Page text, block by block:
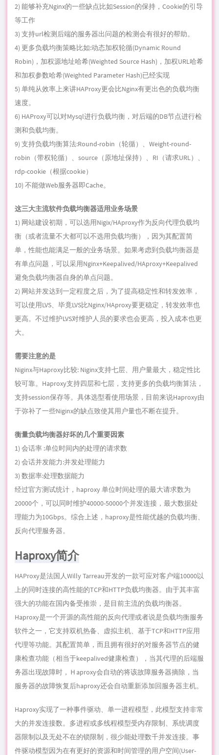
2) 能够补充Nginx的一些缺点比如Session的保持，Cookie的引导
等工作
3) 支持url检测后端的服务器出问题的检测会有很好的帮助。
4) 更多负载均衡策略比如:动态加权轮循(Dynamic Round
Robin)，加权源地址哈希(Weighted Source Hash)，加权URL哈希
和加权参数哈希(Weighted Parameter Hash)已经实现
5) 单纯从效率上来讲HAProxy更会比Nginx有更出色的负载均衡
速度。
6) HAProxy可以对Mysql进行负载均衡，对后端的DB节点进行检
测和负载均衡。
9) 支持负载均衡算法:Round-robin（轮循）、Weight-round-
robin（带权轮循）、source（原地址保持）、RI（请求URL）、
rdp-cookie（根据cookie）
10) 不能做Web服务器即Cache。
这三大主流软件负载均衡器适用业务场景
1) 网站建设初期，可以选用Nigix/HAproxy作为反向代理负载均
衡（或者流量不大都可以不选用负载均衡），因为其配置简
单，性能也能满足一般的业务场景。如果考虑到负载均衡器是
有单点问题，可以采用Nginx+Keepalived/HAproxy+Keepalived
避免负载均衡器自身的单点问题。
2) 网站并发达到一定程度之后，为了提高稳定性和转发效率，
可以使用LVS、毕竟LVS比Nginx/HAproxy要更稳定，转发效率也
更高。不过维护LVS对维护人员的要求也会更高，投入成本也更
大。
需要注意的是
Niginx与Haproxy比较: Niginx支持七层、用户量最大，稳定性比
较可靠。Haproxy支持四层和七层，支持更多的负载均衡算法，
支持session保存等。具体选型看使用场景，目前来说Haproxy由
于弥补了一些Niginx的缺点致使其用户量也不断在提升。
衡量负载均衡器好坏的几个重要因素
1) 会话率 :单位时间内的处理的请求数
2) 会话并发能力:并发处理能力
3) 数据率:处理数据能力
经过官方测试统计， haproxy单位时间处理的最大请求数为
20000个，可以同时维护40000-50000个并发连接，最大数据处
理能力为10Gbps。综合上述，haproxy是性能优越的负载均衡、
反向代理服务器。
Haproxy简介
HAProxy是法国人Willy Tarreau开发的一款可应对客户端10000以
上的同时连接的高性能的TCP和HTTP负载均衡器。由于其丰富
强大的功能在国内备受推崇，是目前主流的负载均衡器。
Haproxy是一个开源的高性能的反向代理或者说是负载均衡服务
软件之一，它支持双机热备、虚拟主机、基于TCP和HTTP应用
代理等功能。其配置简单，而且拥有很好的对服务器节点的健
康检查功能（相当于keepalived健康检查），当其代理的后端服
务器出现故障时，Ｈaproxy会自动的将该故障服务器摘除，当
服务器的故障恢复后haproxy还会自动重新添加回服务器主机。
Haproxy实现了一种事件驱动、单一进程模型，此模型支持非常
大的并发连接数。多进程或多线程模型受内存限制、系统调度
器限制以及无处不在的锁限制，很少能处理数千并发连接。事
件驱动模型因为在有更好的资源和时间管理的用户空间(User-